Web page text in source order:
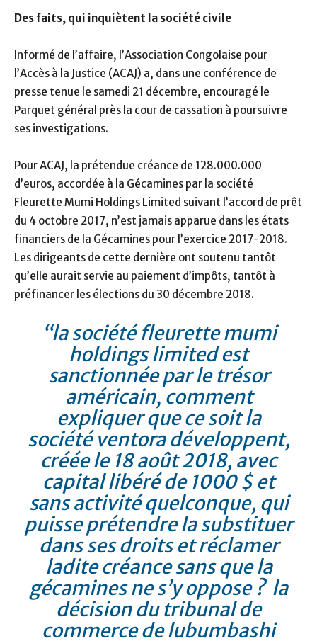
Des faits, qui inquiètent la société civile
Informé de l’affaire, l’Association Congolaise pour
l’Accès à la Justice (ACAJ) a, dans une conférence de
presse tenue le samedi 21 décembre, encouragé le
Parquet général près la cour de cassation à poursuivre
ses investigations.
Pour ACAJ, la prétendue créance de 128.000.000
d’euros, accordée à la Gécamines par la société
Fleurette Mumi Holdings Limited suivant l’accord de prêt
du 4 octobre 2017, n’est jamais apparue dans les états
financiers de la Gécamines pour l’exercice 2017-2018.
Les dirigeants de cette dernière ont soutenu tantôt
qu’elle aurait servie au paiement d’impôts, tantôt à
préfinancer les élections du 30 décembre 2018.
“la société fleurette mumi
holdings limited est
sanctionnée par le trésor
américain, comment
expliquer que ce soit la
société ventora développent,
créée le 18 août 2018, avec
capital libéré de 1000 $ et
sans activité quelconque, qui
puisse prétendre la substituer
dans ses droits et réclamer
ladite créance sans que la
gécamines ne s’y oppose ? la
décision du tribunal de
commerce de lubumbashi